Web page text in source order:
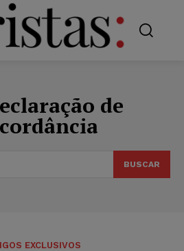
de
BUSCAR
EXCLUSIVOS